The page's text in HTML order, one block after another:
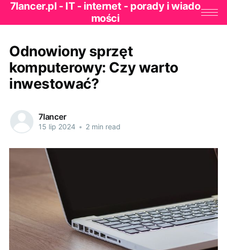
7lancer.pl - IT - internet - porady i wiado
mości
Odnowiony sprzęt
komputerowy: Czy warto
inwestować?
7lancer
15 lip 2024 • 2 min read